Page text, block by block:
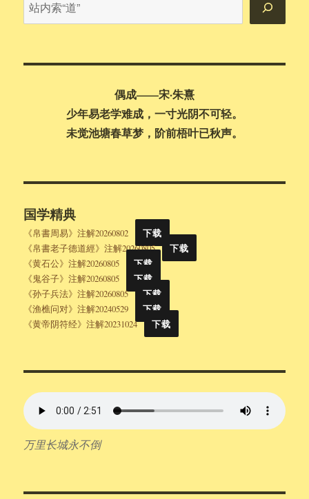
内
偶成——宋·朱熹
少年易老学难成，一寸光阴不可轻。
未觉池塘春草梦，阶前梧叶已秋声。
国学精典
《帛書周易》注解20260802
下载
《帛書老子德道經》注解20260805
下载
《黄石公》注解20260805
下载
《鬼谷子》注解20260805
下载
《孙子兵法》注解20260805
下载
《渔樵问对》注解20240529
下载
《黄帝阴符经》注解20231024
下载
万里长城永不倒